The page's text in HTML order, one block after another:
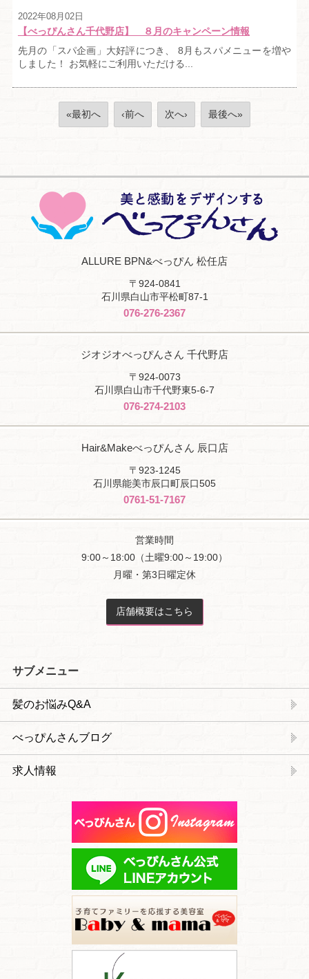
2022年08月02日
【べっぴんさん千代野店】 ８月のキャンペーン情報
先月の「スパ企画」大好評につき、 8月もスパメニューを増や
しました！ お気軽にご利用いただける...
«最初へ ‹前へ 次へ› 最後へ»
ALLURE BPN&べっぴん 松任店
〒924-0841
石川県白山市平松町87-1
076-276-2367
ジオジオべっぴんさん 千代野店
〒924-0073
石川県白山市千代野東5-6-7
076-274-2103
Hair&Makeべっぴんさん 辰口店
〒923-1245
石川県能美市辰口町辰口505
0761-51-7167
営業時間
9:00～18:00（土曜9:00～19:00）
月曜・第3日曜定休
店舗概要はこちら
サブメニュー
髪のお悩みQ&A
べっぴんさんブログ
求人情報